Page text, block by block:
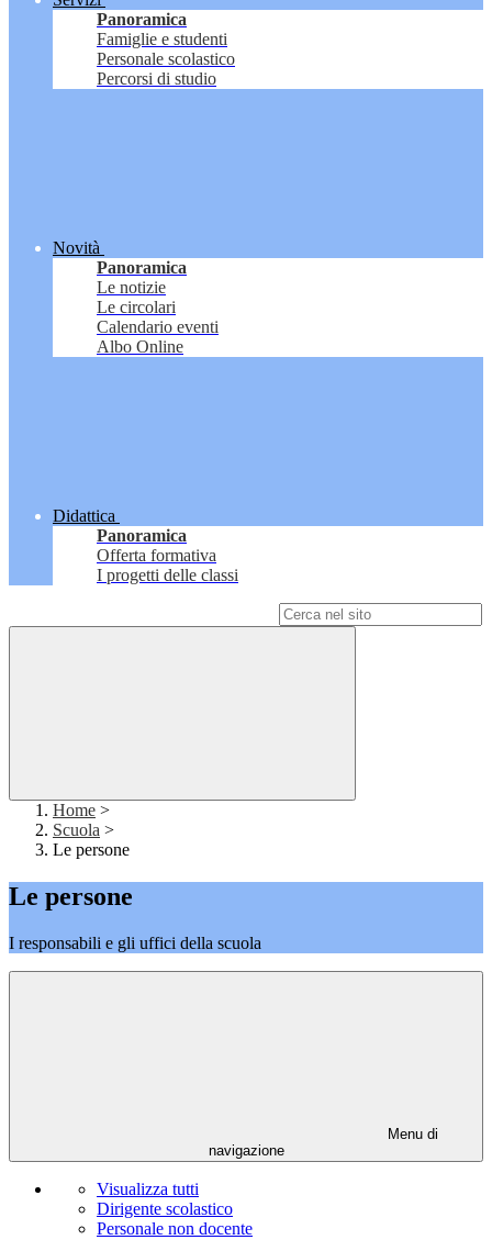
Panoramica
Famiglie e studenti
Personale scolastico
Percorsi di studio
Novità
Panoramica
Le notizie
Le circolari
Calendario eventi
Albo Online
Didattica
Panoramica
Offerta formativa
I progetti delle classi
Home >
Scuola >
Le persone
Le persone
I responsabili e gli uffici della scuola
Menu di
navigazione
Visualizza tutti
Dirigente scolastico
Personale non docente